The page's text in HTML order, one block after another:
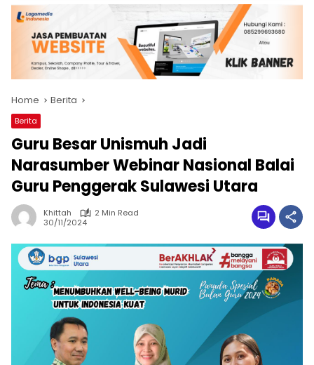
Home Berita
Berita
Guru Besar Unismuh Jadi
Narasumber Webinar Nasional Balai
Guru Penggerak Sulawesi Utara
Khittah
2 Min Read
30/11/2024